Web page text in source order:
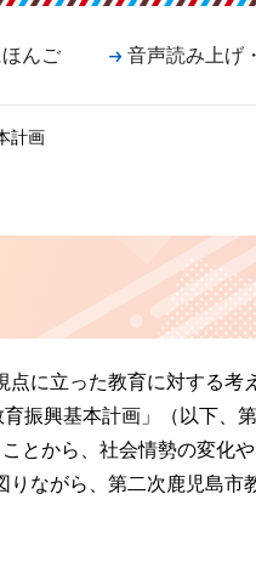
んご 音声読み上げ
計画
点に立った教育に対する考
振興基本計画」（以下、
とから、社会情勢の変化
りながら、第二次鹿児島市